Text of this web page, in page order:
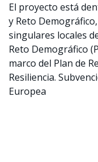
El proyecto está
y Reto
singulares locales
Reto Demográfico
marco del Plan de
Resiliencia.
Europea